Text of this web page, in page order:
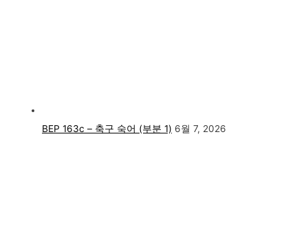
BEP 163c – 축구 숙어 (부분 1) 6월 7, 2026